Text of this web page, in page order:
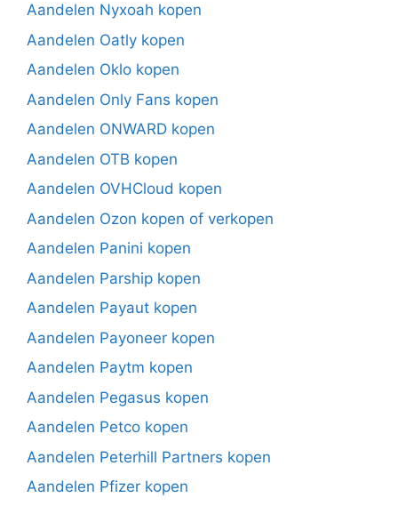
Aandelen Nyxoah kopen
Aandelen Oatly kopen
Aandelen Oklo kopen
Aandelen Only Fans kopen
Aandelen ONWARD kopen
Aandelen OTB kopen
Aandelen OVHCloud kopen
Aandelen Ozon kopen of verkopen
Aandelen Panini kopen
Aandelen Parship kopen
Aandelen Payaut kopen
Aandelen Payoneer kopen
Aandelen Paytm kopen
Aandelen Pegasus kopen
Aandelen Petco kopen
Aandelen Peterhill Partners kopen
Aandelen Pfizer kopen